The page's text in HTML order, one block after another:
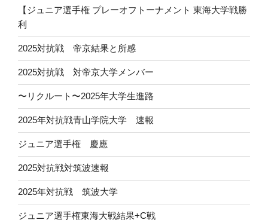
【ジュニア選手権 プレーオフトーナメント 東海大学戦勝
利
2025対抗戦 帝京結果と所感
2025対抗戦 対帝京大学メンバー
〜リクルート〜2025年大学生進路
2025年対抗戦青山学院大学 速報
ジュニア選手権 慶應
2025対抗戦対筑波速報
2025年対抗戦 筑波大学
ジュニア選手権東海大戦結果+C戦